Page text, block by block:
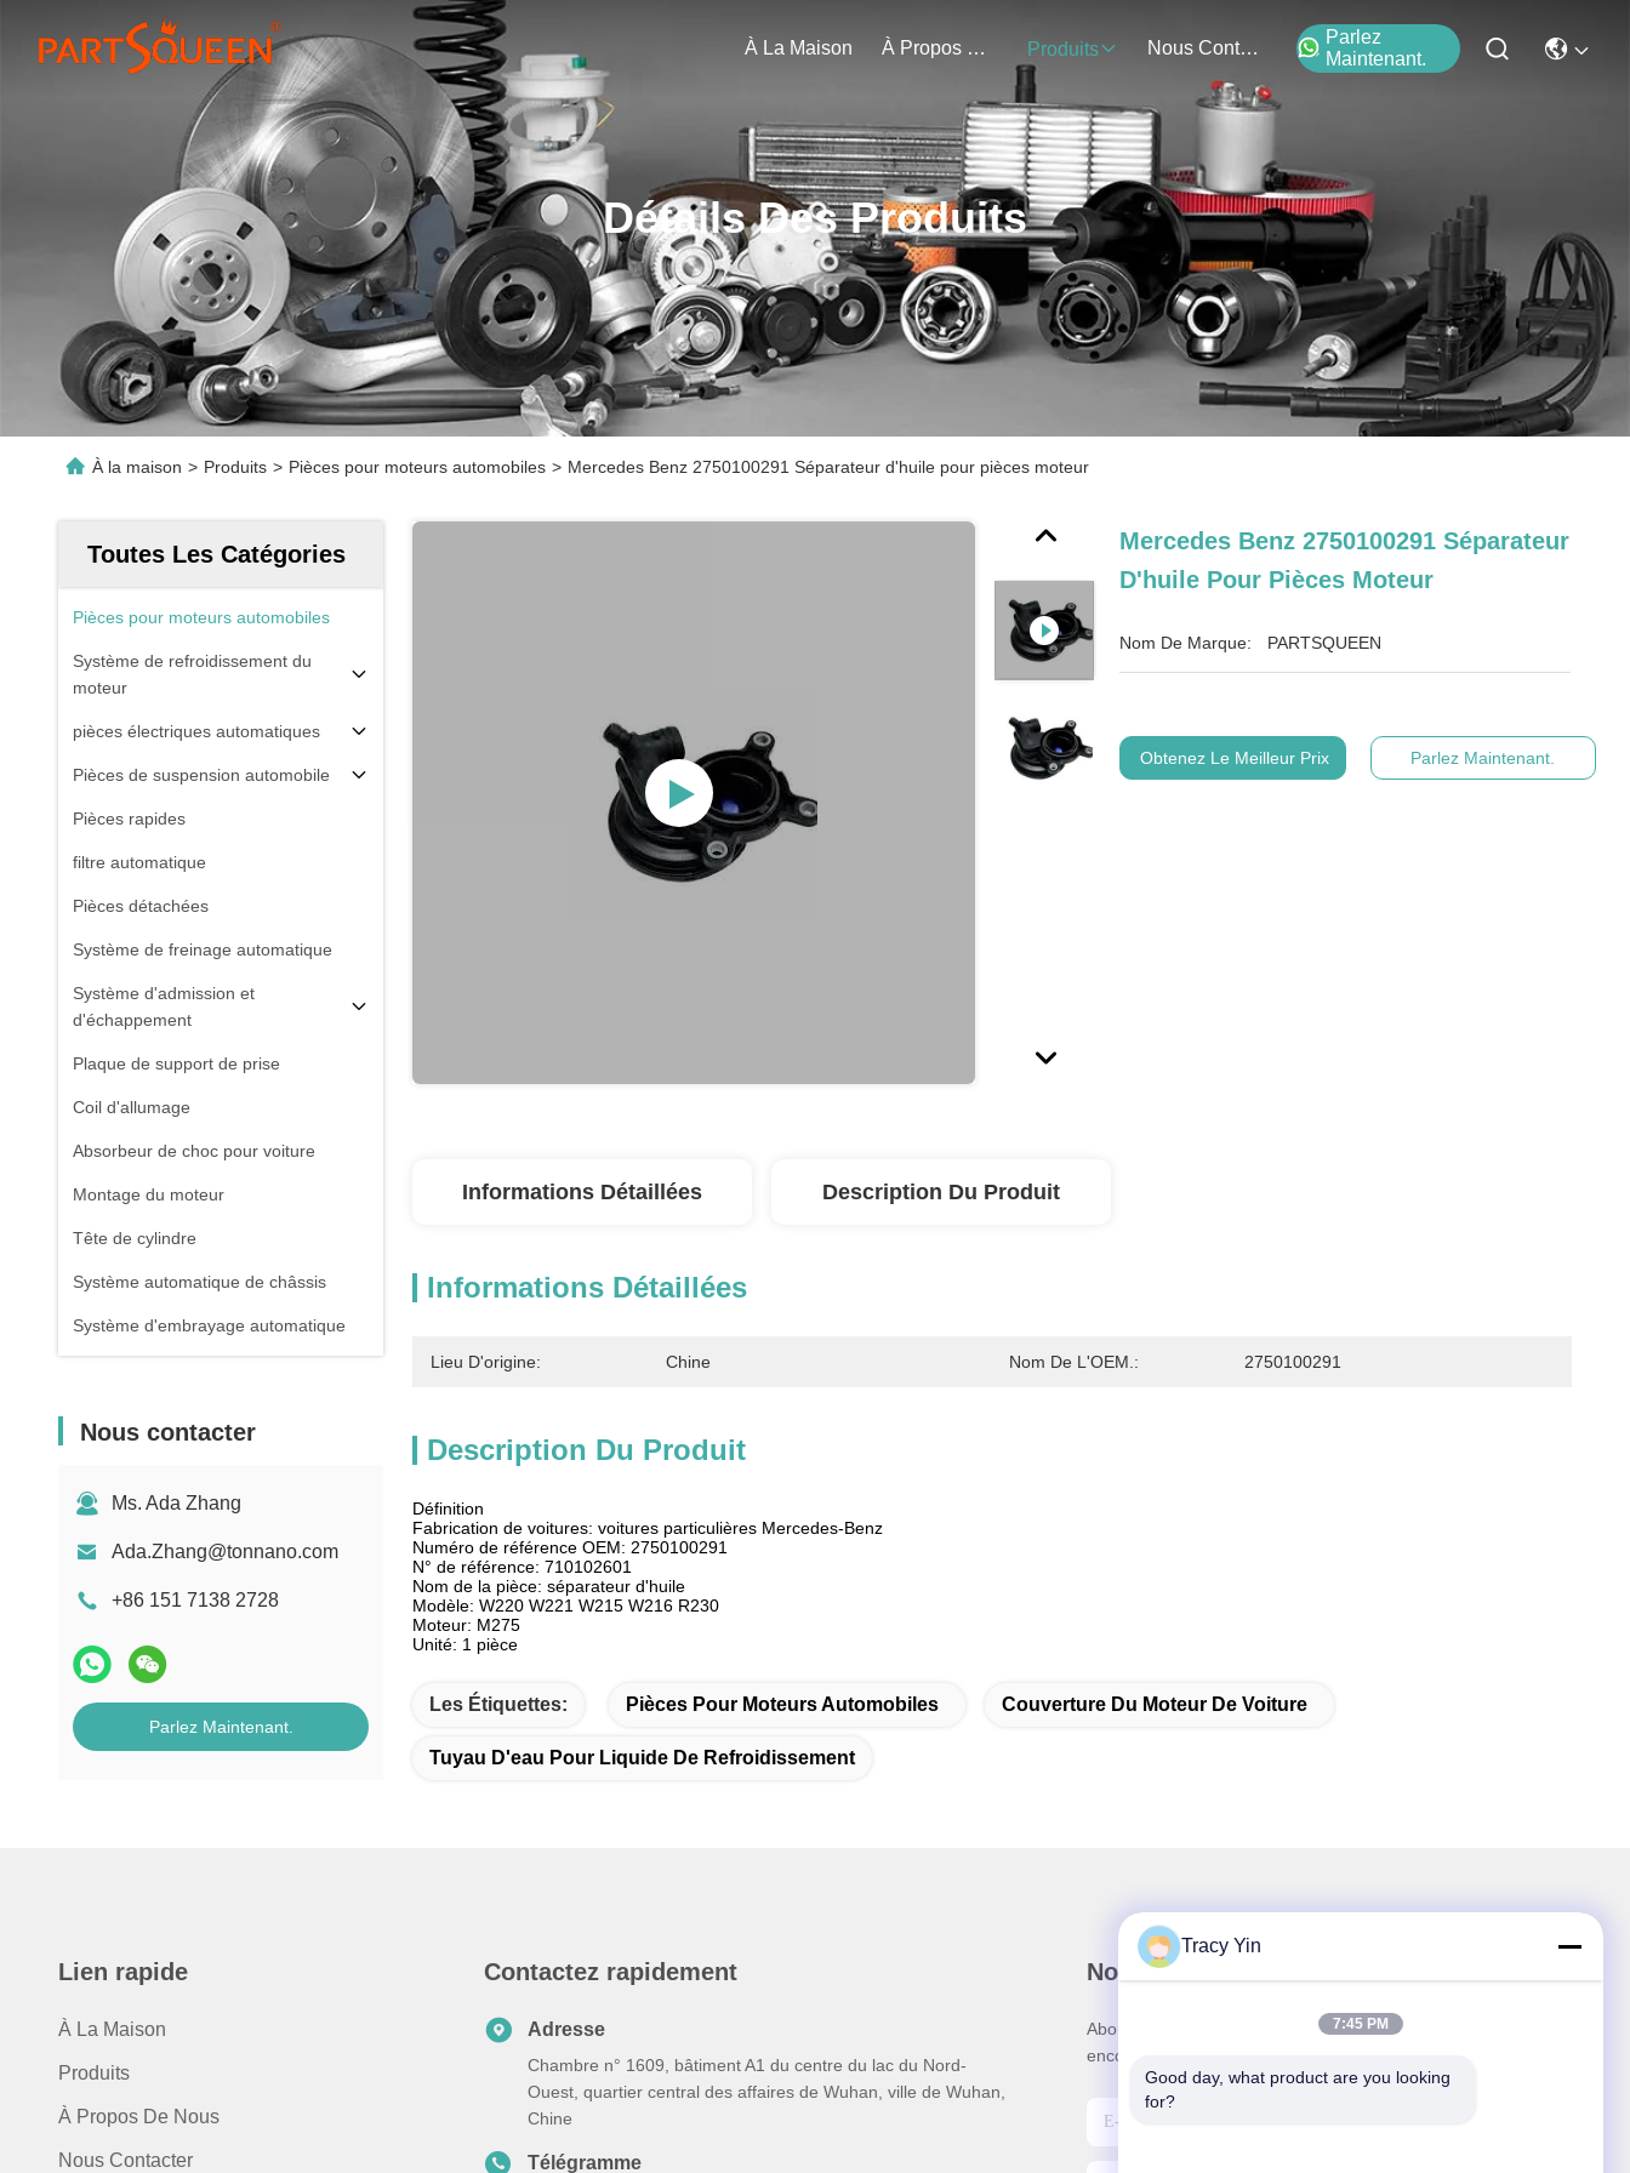
À La Maison À Propos De Nous Produits Nous Contacter
Parlez
Maintenant.
Détails Des Produits
À la maison > Produits > Pièces pour moteurs automobiles > Mercedes Benz 2750100291 Séparateur d'huile pour pièces moteur
Toutes Les Catégories
Pièces pour moteurs automobiles
Système de refroidissement du
moteur
pièces électriques automatiques
Pièces de suspension automobile
Pièces rapides
filtre automatique
Pièces détachées
Système de freinage automatique
Système d'admission et
d'échappement
Plaque de support de prise
Coil d'allumage
Absorbeur de choc pour voiture
Montage du moteur
Tête de cylindre
Système automatique de châssis
Système d'embrayage automatique
Nous contacter
Ms. Ada Zhang
Ada.Zhang@tonnano.com
+86 151 7138 2728
Parlez Maintenant.
Mercedes Benz 2750100291 Séparateur
D'huile Pour Pièces Moteur
Nom De Marque: PARTSQUEEN
Obtenez Le Meilleur Prix Parlez Maintenant.
Informations Détaillées Description Du Produit
Informations Détaillées
Lieu D'origine: Chine Nom De L'OEM.: 2750100291
Description Du Produit
Définition
Fabrication de voitures: voitures particulières Mercedes-Benz
Numéro de référence OEM: 2750100291
N° de référence: 710102601
Nom de la pièce: séparateur d'huile
Modèle: W220 W221 W215 W216 R230
Moteur: M275
Unité: 1 pièce
Les Étiquettes: Pièces Pour Moteurs Automobiles Couverture Du Moteur De Voiture
Tuyau D'eau Pour Liquide De Refroidissement
Lien rapide
À La Maison
Produits
À Propos De Nous
Nous Contacter
Contactez rapidement
Adresse
Chambre n° 1609, bâtiment A1 du centre du lac du Nord-
Ouest, quartier central des affaires de Wuhan, ville de Wuhan,
Chine
Télégramme
Notre newsletter
Abonnez-vous à notre newsletter pour des réductions et plus
encore.
Tracy Yin
7:45 PM
Good day, what product are you looking
for?